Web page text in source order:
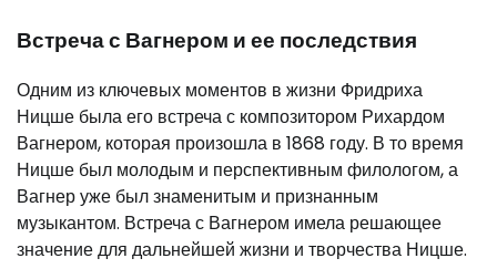
Встреча с Вагнером и ее последствия
Одним из ключевых моментов в жизни Фридриха
Ницше была его встреча с композитором Рихардом
Вагнером, которая произошла в 1868 году. В то время
Ницше был молодым и перспективным филологом, а
Вагнер уже был знаменитым и признанным
музыкантом. Встреча с Вагнером имела решающее
значение для дальнейшей жизни и творчества Ницше.